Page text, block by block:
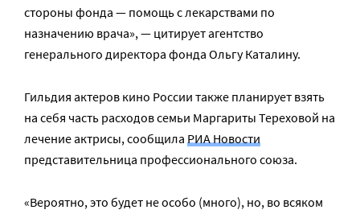
стороны фонда — помощь с лекарствами по
назначению врача», — цитирует агентство
генерального директора фонда Ольгу Каталину.
Гильдия актеров кино России также планирует взять
на себя часть расходов семьи Маргариты Тереховой на
лечение актрисы, сообщила РИА Новости
представительница профессионального союза.
«Вероятно, это будет не особо (много), но, во всяком